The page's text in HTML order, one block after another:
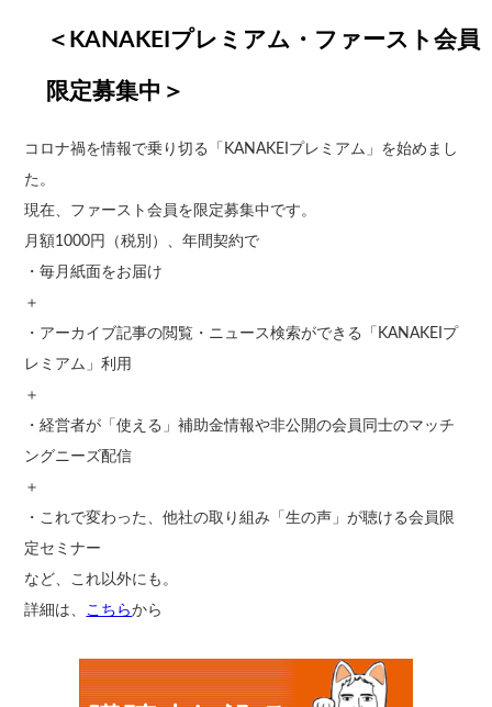
＜KANAKEIプレミアム・ファースト会員
限定募集中＞
コロナ禍を情報で乗り切る「KANAKEIプレミアム」を始めまし
た。
現在、ファースト会員を限定募集中です。
月額1000円（税別）、年間契約で
・毎月紙面をお届け
＋
・アーカイブ記事の閲覧・ニュース検索ができる「KANAKEIプ
レミアム」利用
＋
・経営者が「使える」補助金情報や非公開の会員同士のマッチ
ングニーズ配信
＋
・これで変わった、他社の取り組み「生の声」が聴ける会員限
定セミナー
など、これ以外にも。
詳細は、 こちらから